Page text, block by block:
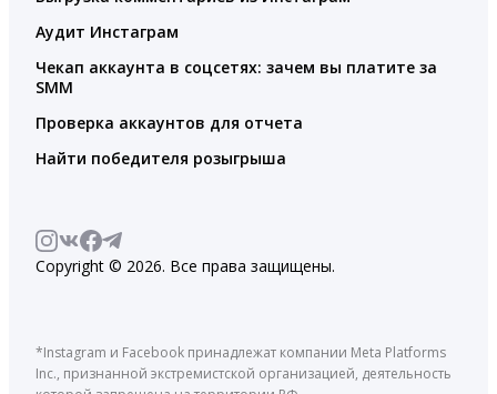
Аудит Инстаграм
Чекап аккаунта в соцсетях: зачем вы платите за
SMM
Проверка аккаунтов для отчета
Найти победителя розыгрыша
Copyright © 2026. Все права защищены.
*Instagram и Facebook принадлежат компании Meta Platforms
Inc., признанной экстремистской организацией, деятельность